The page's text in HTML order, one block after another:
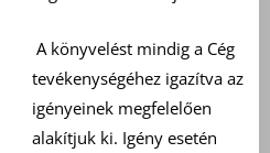
A könyvelést mindig a Cég
tevékenységéhez igazítva az
igényeinek megfelelően
alakítjuk ki. Igény esetén